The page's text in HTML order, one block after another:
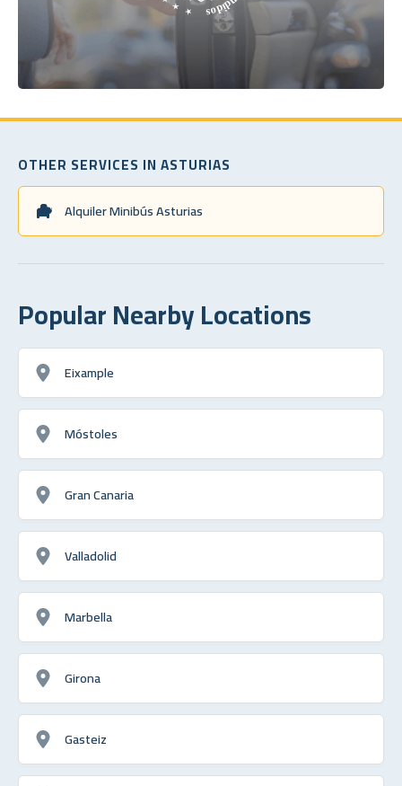
OTHER SERVICES IN ASTURIAS
Alquiler Minibús Asturias
Popular Nearby Locations
Eixample
Móstoles
Gran Canaria
Valladolid
Marbella
Girona
Gasteiz